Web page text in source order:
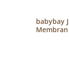
babybay